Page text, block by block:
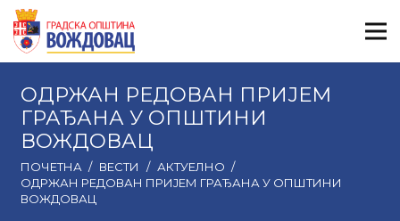
ОДРЖАН РЕДОВАН ПРИЈЕМ
ГРАЂАНА У ОПШТИНИ
ВОЖДОВАЦ
ПОЧЕТНА / ВЕСТИ / АКТУЕЛНО /
ОДРЖАН РЕДОВАН ПРИЈЕМ ГРАЂАНА У ОПШТИНИ
ВОЖДОВАЦ